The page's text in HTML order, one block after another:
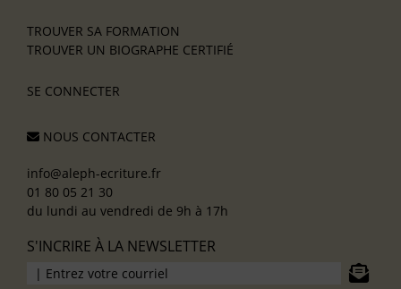
TROUVER SA FORMATION
TROUVER UN BIOGRAPHE CERTIFIÉ
SE CONNECTER
NOUS CONTACTER
info@aleph-ecriture.fr
01 80 05 21 30
du lundi au vendredi de 9h à 17h
S'INCRIRE À LA NEWSLETTER